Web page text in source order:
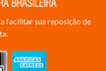
facilitar sua reposição de